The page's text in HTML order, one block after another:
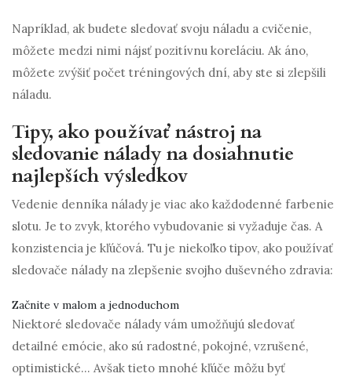
Napríklad, ak budete sledovať svoju náladu a cvičenie,
môžete medzi nimi nájsť pozitívnu koreláciu. Ak áno,
môžete zvýšiť počet tréningových dní, aby ste si zlepšili
náladu.
Tipy, ako používať nástroj na
sledovanie nálady na dosiahnutie
najlepších výsledkov
Vedenie denníka nálady je viac ako každodenné farbenie
slotu. Je to zvyk, ktorého vybudovanie si vyžaduje čas. A
konzistencia je kľúčová. Tu je niekoľko tipov, ako používať
sledovače nálady na zlepšenie svojho duševného zdravia:
Začnite v malom a jednoduchom
Niektoré sledovače nálady vám umožňujú sledovať
detailné emócie, ako sú radostné, pokojné, vzrušené,
optimistické... Avšak tieto mnohé kľúče môžu byť